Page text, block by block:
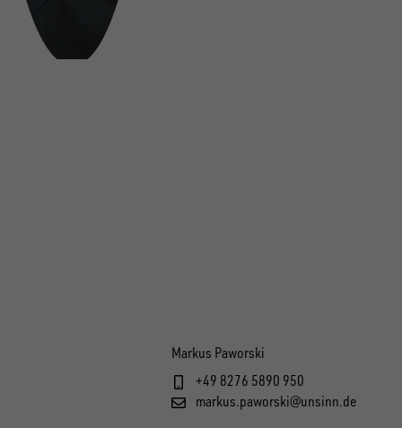
Markus Paworski
+49 8276 5890 950
markus.paworski@unsinn.de